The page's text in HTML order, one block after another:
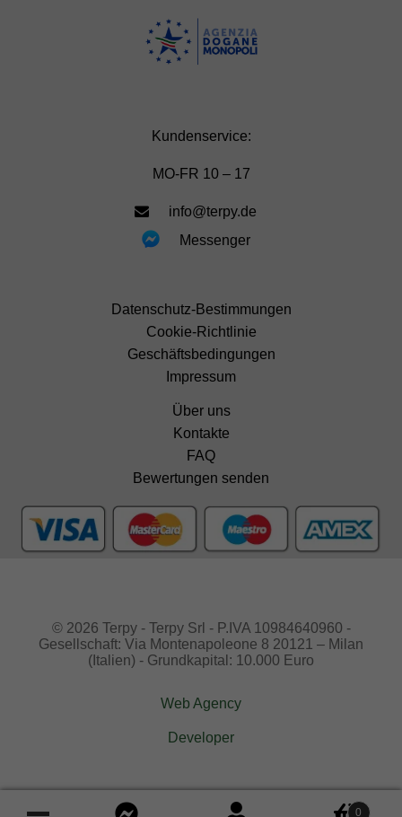
Kundenservice:
MO-FR 10 – 17
info@terpy.de
Messenger
Datenschutz-Bestimmungen
Cookie-Richtlinie
Geschäftsbedingungen
Impressum
Über uns
Kontakte
FAQ
Bewertungen senden
0
© 2026 Terpy - Terpy Srl - P.IVA 10984640960 -
Gesellschaft: Via Montenapoleone 8 20121 – Milan
(Italien) - Grundkapital: 10.000 Euro
Web Agency
Developer